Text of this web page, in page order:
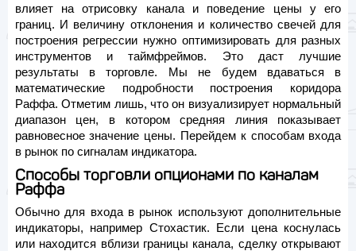
влияет на отрисовку канала и поведение цены у его
границ. И величину отклонения и количество свечей для
построения регрессии нужно оптимизировать для разных
инструментов и таймфреймов. Это даст лучшие
результаты в торговле. Мы не будем вдаваться в
математические подробности построения коридора
Раффа. Отметим лишь, что он визуализирует нормальный
диапазон цен, в котором средняя линия показывает
равновесное значение цены. Перейдем к способам входа
в рынок по сигналам индикатора.
Способы торговли опционами по каналам
Раффа
Обычно для входа в рынок используют дополнительные
индикаторы, например Стохастик. Если цена коснулась
или находится вблизи границы канала, сделку открывают